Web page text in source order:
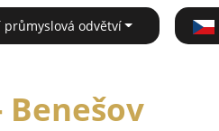
průmyslová odvětví